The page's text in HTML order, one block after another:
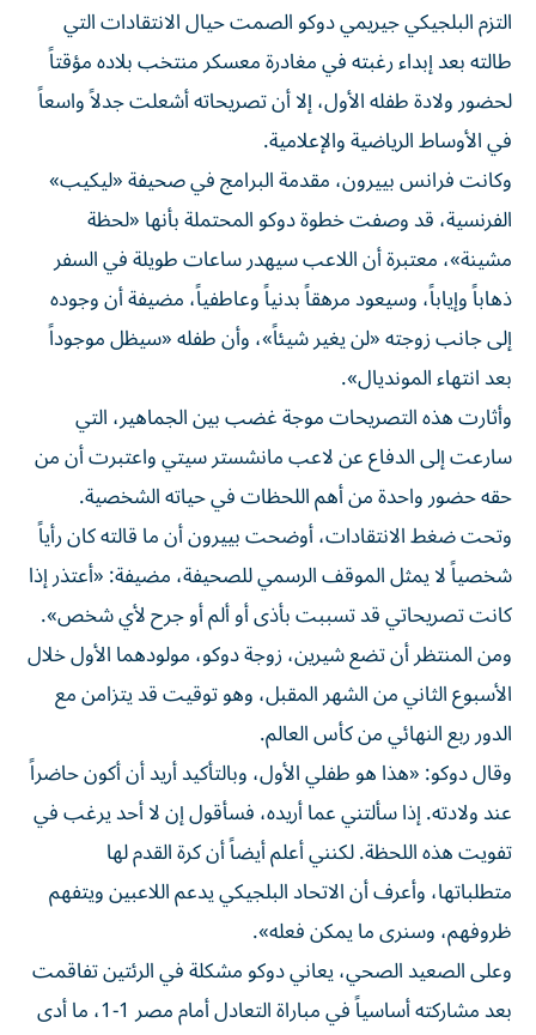
التزم البلجيكي جيريمي دوكو الصمت حيال الانتقادات التي
طالته بعد إبداء رغبته في مغادرة معسكر منتخب بلاده مؤقتاً
لحضور ولادة طفله الأول، إلا أن تصريحاته أشعلت جدلاً واسعاً
في الأوساط الرياضية والإعلامية.
وكانت فرانس بييرون، مقدمة البرامج في صحيفة «ليكيب»
الفرنسية، قد وصفت خطوة دوكو المحتملة بأنها «لحظة
مشينة»، معتبرة أن اللاعب سيهدر ساعات طويلة في السفر
ذهاباً وإياباً، وسيعود مرهقاً بدنياً وعاطفياً، مضيفة أن وجوده
إلى جانب زوجته «لن يغير شيئاً»، وأن طفله «سيظل موجوداً
بعد انتهاء المونديال».
وأثارت هذه التصريحات موجة غضب بين الجماهير، التي
سارعت إلى الدفاع عن لاعب مانشستر سيتي واعتبرت أن من
حقه حضور واحدة من أهم اللحظات في حياته الشخصية.
وتحت ضغط الانتقادات، أوضحت بييرون أن ما قالته كان رأياً
شخصياً لا يمثل الموقف الرسمي للصحيفة، مضيفة: «أعتذر إذا
كانت تصريحاتي قد تسببت بأذى أو ألم أو جرح لأي شخص».
ومن المنتظر أن تضع شيرين، زوجة دوكو، مولودهما الأول خلال
الأسبوع الثاني من الشهر المقبل، وهو توقيت قد يتزامن مع
الدور ربع النهائي من كأس العالم.
وقال دوكو: «هذا هو طفلي الأول، وبالتأكيد أريد أن أكون حاضراً
عند ولادته. إذا سألتني عما أريده، فسأقول إن لا أحد يرغب في
تفويت هذه اللحظة. لكنني أعلم أيضاً أن كرة القدم لها
متطلباتها، وأعرف أن الاتحاد البلجيكي يدعم اللاعبين ويتفهم
ظروفهم، وسنرى ما يمكن فعله».
وعلى الصعيد الصحي، يعاني دوكو مشكلة في الرئتين تفاقمت
بعد مشاركته أساسياً في مباراة التعادل أمام مصر 1-1، ما أدى